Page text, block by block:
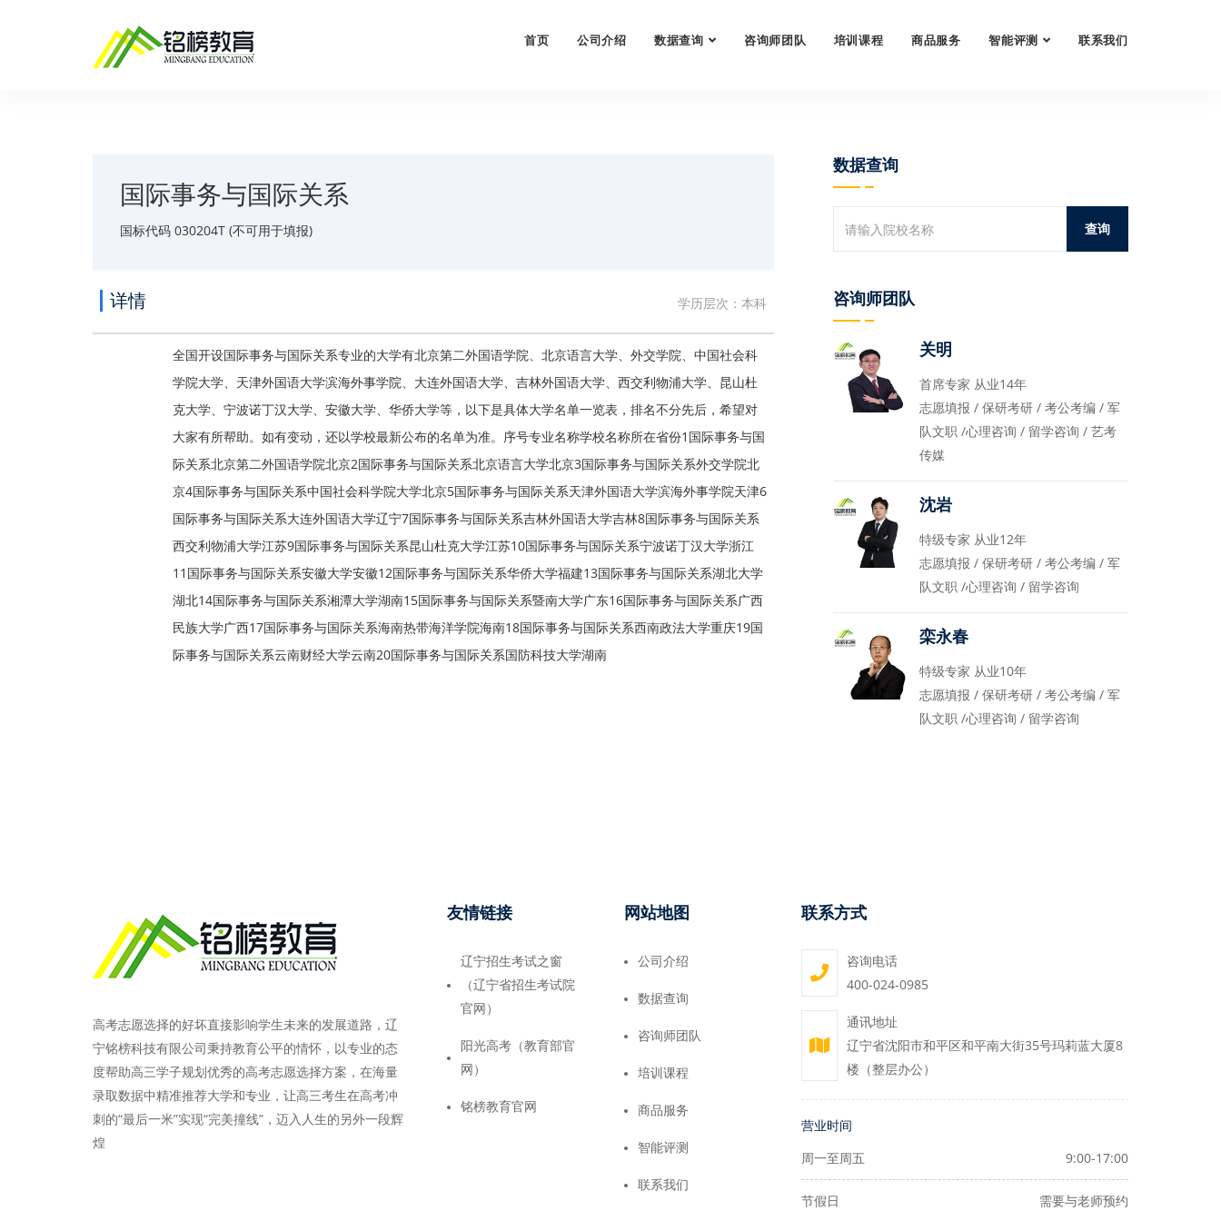
首页 公司介绍 数据查询 咨询师团队 培训课程 商品服务 智能评测 联系我们
国际事务与国际关系
国标代码 030204T (不可用于填报)
详情 学历层次：本科
全国开设国际事务与国际关系专业的大学有北京第二外国语学院、北京语言大学、外交学院、中国社会科
学院大学、天津外国语大学滨海外事学院、大连外国语大学、吉林外国语大学、西交利物浦大学、昆山杜
克大学、宁波诺丁汉大学、安徽大学、华侨大学等，以下是具体大学名单一览表，排名不分先后，希望对
大家有所帮助。如有变动，还以学校最新公布的名单为准。序号专业名称学校名称所在省份1国际事务与国
际关系北京第二外国语学院北京2国际事务与国际关系北京语言大学北京3国际事务与国际关系外交学院北
京4国际事务与国际关系中国社会科学院大学北京5国际事务与国际关系天津外国语大学滨海外事学院天津6
国际事务与国际关系大连外国语大学辽宁7国际事务与国际关系吉林外国语大学吉林8国际事务与国际关系
西交利物浦大学江苏9国际事务与国际关系昆山杜克大学江苏10国际事务与国际关系宁波诺丁汉大学浙江
11国际事务与国际关系安徽大学安徽12国际事务与国际关系华侨大学福建13国际事务与国际关系湖北大学
湖北14国际事务与国际关系湘潭大学湖南15国际事务与国际关系暨南大学广东16国际事务与国际关系广西
民族大学广西17国际事务与国际关系海南热带海洋学院海南18国际事务与国际关系西南政法大学重庆19国
际事务与国际关系云南财经大学云南20国际事务与国际关系国防科技大学湖南
数据查询
咨询师团队
关明
首席专家 从业14年
志愿填报 / 保研考研 / 考公考编 / 军
队文职 /心理咨询 / 留学咨询 / 艺考
传媒
沈岩
特级专家 从业12年
志愿填报 / 保研考研 / 考公考编 / 军
队文职 /心理咨询 / 留学咨询
栾永春
特级专家 从业10年
志愿填报 / 保研考研 / 考公考编 / 军
队文职 /心理咨询 / 留学咨询
高考志愿选择的好坏直接影响学生未来的发展道路，辽
宁铭榜科技有限公司秉持教育公平的情怀，以专业的态
度帮助高三学子规划优秀的高考志愿选择方案，在海量
录取数据中精准推荐大学和专业，让高三考生在高考冲
刺的“最后一米”实现“完美撞线”，迈入人生的另外一段辉
煌
友情链接
辽宁招生考试之窗
（辽宁省招生考试院
官网）
阳光高考（教育部官
网）
铭榜教育官网
网站地图
公司介绍
数据查询
咨询师团队
培训课程
商品服务
智能评测
联系我们
联系方式
咨询电话
400-024-0985
通讯地址
辽宁省沈阳市和平区和平南大街35号玛莉蓝大厦8
楼（整层办公）
营业时间
周一至周五 9:00-17:00
节假日 需要与老师预约